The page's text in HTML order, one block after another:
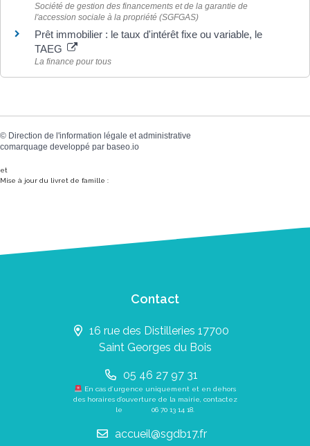
Société de gestion des financements et de la garantie de
l'accession sociale à la propriété (SGFGAS)
Prêt immobilier : le taux d'intérêt fixe ou variable, le
TAEG
La finance pour tous
© Direction de l'information légale et administrative
comarquage developpé par baseo.io
et
Mise à jour du livret de famille :
Contact
16 rue des Distilleries 17700
Saint Georges du Bois
05 46 27 97 31
En cas d’urgence uniquement et en dehors
des horaires d’ouverture de la mairie, contactez
le 06 70 13 14 18
accueil@sgdb17.fr